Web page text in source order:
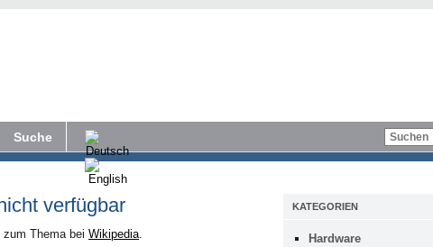
Suche
verfügbar
Thema bei Wikipedia.
KATEGORIEN
Hardware